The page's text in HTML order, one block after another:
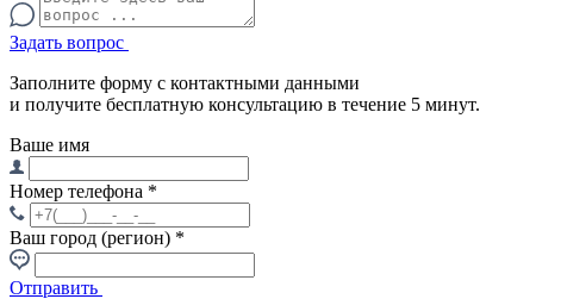
Задать вопрос
Заполните форму с контактными данными
и получите бесплатную консультацию в течение 5 минут.
Ваше имя
Номер телефона *
Ваш город (регион) *
Отправить